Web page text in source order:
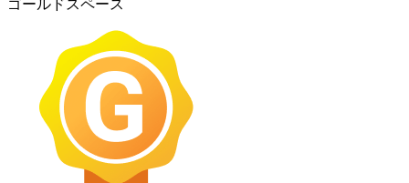
ゴールドスペース